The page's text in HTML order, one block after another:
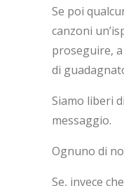
Se poi
canzoni
proseguire,
di
Siamo liberi
messaggio.
Ognuno di
Se, invece